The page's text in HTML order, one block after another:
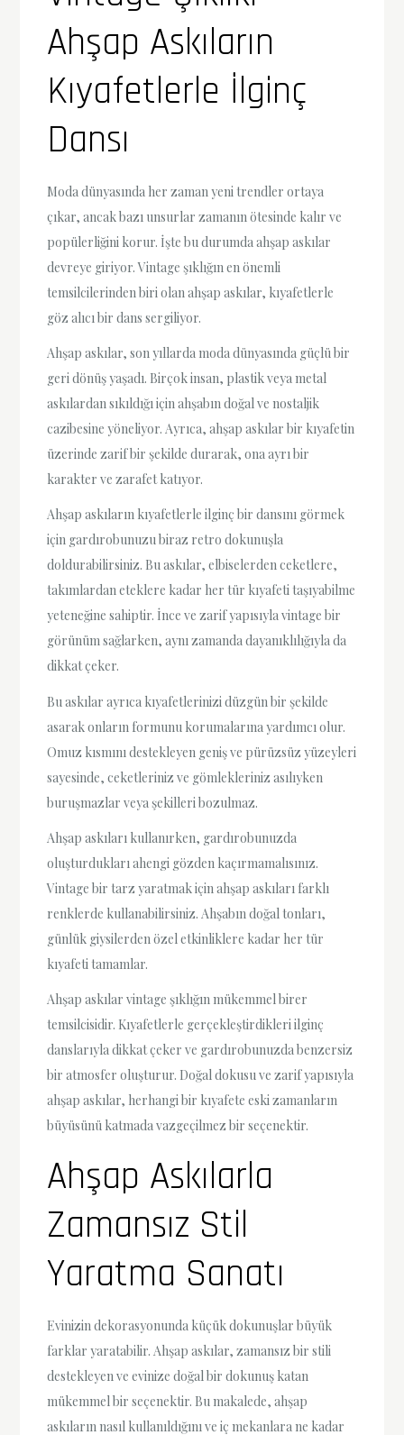
Ahşap Askıların
Kıyafetlerle İlginç
Dansı
Moda dünyasında her zaman yeni trendler ortaya
çıkar, ancak bazı unsurlar zamanın ötesinde kalır ve
popülerliğini korur. İşte bu durumda ahşap askılar
devreye giriyor. Vintage şıklığın en önemli
temsilcilerinden biri olan ahşap askılar, kıyafetlerle
göz alıcı bir dans sergiliyor.
Ahşap askılar, son yıllarda moda dünyasında güçlü bir
geri dönüş yaşadı. Birçok insan, plastik veya metal
askılardan sıkıldığı için ahşabın doğal ve nostaljik
cazibesine yöneliyor. Ayrıca, ahşap askılar bir kıyafetin
üzerinde zarif bir şekilde durarak, ona ayrı bir
karakter ve zarafet katıyor.
Ahşap askıların kıyafetlerle ilginç bir dansını görmek
için gardırobunuzu biraz retro dokunuşla
doldurabilirsiniz. Bu askılar, elbiselerden ceketlere,
takımlardan eteklere kadar her tür kıyafeti taşıyabilme
yeteneğine sahiptir. İnce ve zarif yapısıyla vintage bir
görünüm sağlarken, aynı zamanda dayanıklılığıyla da
dikkat çeker.
Bu askılar ayrıca kıyafetlerinizi düzgün bir şekilde
asarak onların formunu korumalarına yardımcı olur.
Omuz kısmını destekleyen geniş ve pürüzsüz yüzeyleri
sayesinde, ceketleriniz ve gömlekleriniz asılıyken
buruşmazlar veya şekilleri bozulmaz.
Ahşap askıları kullanırken, gardırobunuzda
oluşturdukları ahengi gözden kaçırmamalısınız.
Vintage bir tarz yaratmak için ahşap askıları farklı
renklerde kullanabilirsiniz. Ahşabın doğal tonları,
günlük giysilerden özel etkinliklere kadar her tür
kıyafeti tamamlar.
Ahşap askılar vintage şıklığın mükemmel birer
temsilcisidir. Kıyafetlerle gerçekleştirdikleri ilginç
danslarıyla dikkat çeker ve gardırobunuzda benzersiz
bir atmosfer oluşturur. Doğal dokusu ve zarif yapısıyla
ahşap askılar, herhangi bir kıyafete eski zamanların
büyüsünü katmada vazgeçilmez bir seçenektir.
Ahşap Askılarla
Zamansız Stil
Yaratma Sanatı
Evinizin dekorasyonunda küçük dokunuşlar büyük
farklar yaratabilir. Ahşap askılar, zamansız bir stili
destekleyen ve evinize doğal bir dokunuş katan
mükemmel bir seçenektir. Bu makalede, ahşap
askıların nasıl kullanıldığını ve iç mekanlara ne kadar